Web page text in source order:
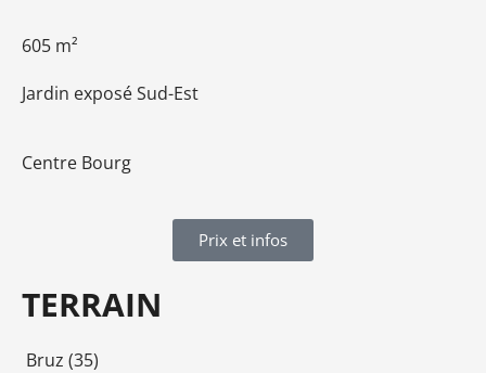
605 m²
Jardin exposé Sud-Est
Centre Bourg
Prix et infos
TERRAIN
Bruz (35)